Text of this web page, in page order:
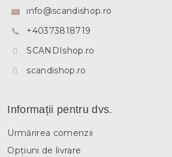
info@scandishop.ro
+40373818719
SCANDIshop.ro
scandishop.ro
Informații pentru dvs.
Urmărirea comenzii
Opțiuni de livrare